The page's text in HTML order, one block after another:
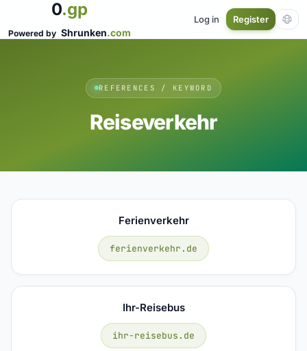
0.gp
Powered by Shrunken.com
Log in Register
REFERENCES / KEYWORD
Reiseverkehr
Ferienverkehr
ferienverkehr.de
Ihr-Reisebus
ihr-reisebus.de